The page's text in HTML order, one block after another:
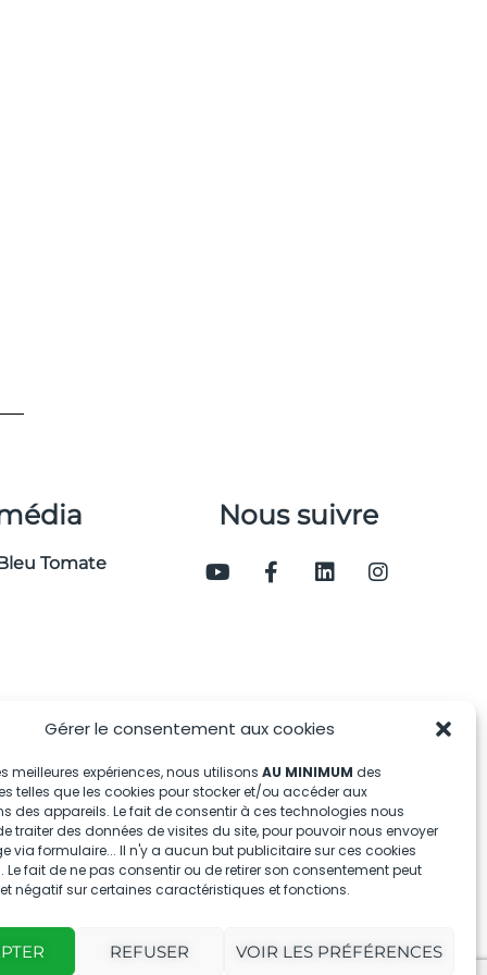
Gérer le consentement aux cookies
meilleures expériences, nous utilisons AU MINIMUM des
telles que les cookies pour stocker et/ou accéder aux
des appareils. Le fait de consentir à ces technologies nous
traiter des données de visites du site, pour pouvoir nous envoyer
via formulaire... Il n'y a aucun but publicitaire sur ces cookies
Le fait de ne pas consentir ou de retirer son consentement peut
négatif sur certaines caractéristiques et fonctions.
REFUSER VOIR LES PRÉFÉRENCES
Tomate
Nous suivre